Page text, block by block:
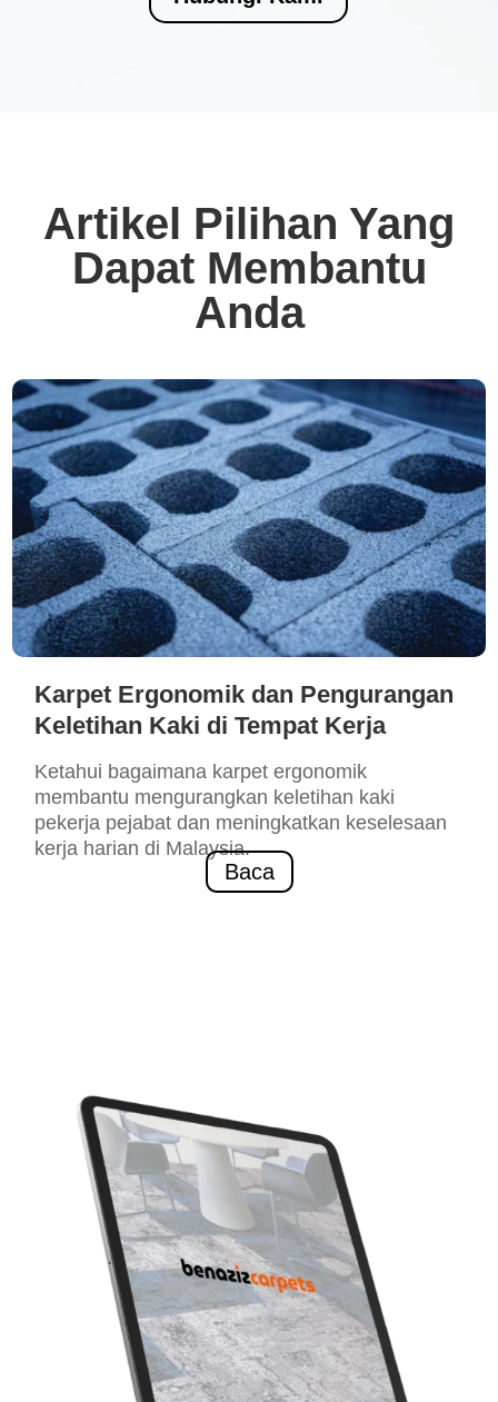
Artikel Pilihan Yang
Dapat Membantu
Anda
Karpet Ergonomik dan Pengurangan
Keletihan Kaki di Tempat Kerja
Ketahui bagaimana karpet ergonomik
membantu mengurangkan keletihan kaki
pekerja pejabat dan meningkatkan keselesaan
kerja harian di Malaysia.
Baca